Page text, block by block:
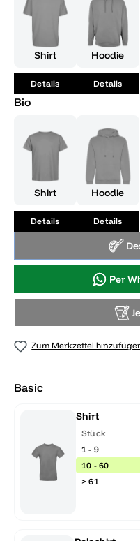
Shirt
Details
Hoodie
Details
Bio
Shirt
Details
Hoodie
Details
Per
Zum Merkzettel
Basic
Shirt
Stück
1 - 9
10 - 60
> 61